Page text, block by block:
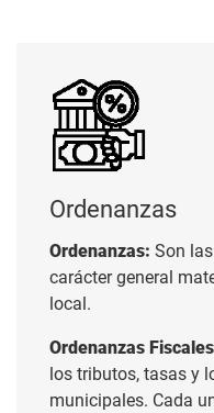
Ordenanzas
Ordenanzas: Son
carácter general
local.
Ordenanzas
los tributos, tasas y
municipales. Cada